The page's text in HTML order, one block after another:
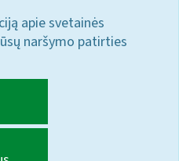
apie svetainės
naršymo patirties